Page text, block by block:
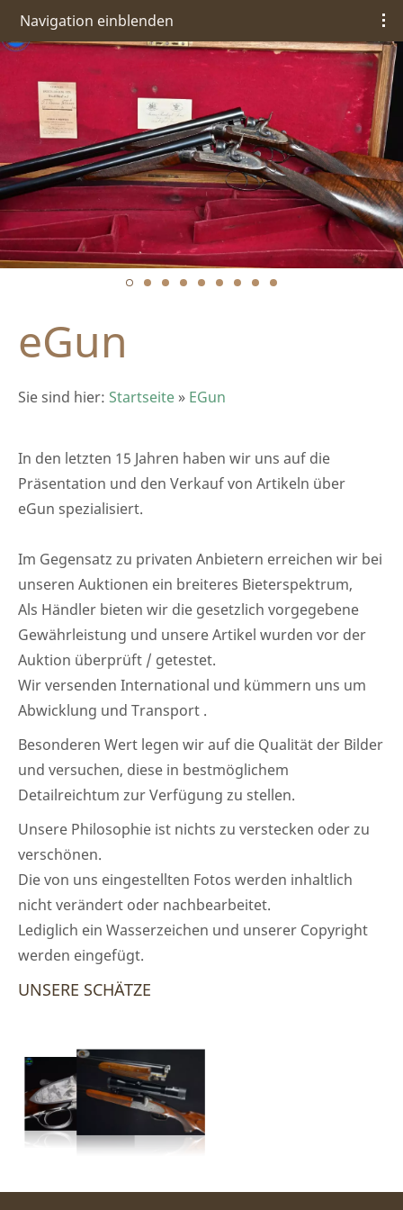
Navigation einblenden
eGun
Sie sind hier: Startseite » EGun
In den letzten 15 Jahren haben wir uns auf die
Präsentation und den Verkauf von Artikeln über
eGun spezialisiert.
Im Gegensatz zu privaten Anbietern erreichen wir bei
unseren Auktionen ein breiteres Bieterspektrum,
Als Händler bieten wir die gesetzlich vorgegebene
Gewährleistung und unsere Artikel wurden vor der
Auktion überprüft / getestet.
Wir versenden International und kümmern uns um
Abwicklung und Transport .
Besonderen Wert legen wir auf die Qualität der Bilder
und versuchen, diese in bestmöglichem
Detailreichtum zur Verfügung zu stellen.
Unsere Philosophie ist nichts zu verstecken oder zu
verschönen.
Die von uns eingestellten Fotos werden inhaltlich
nicht verändert oder nachbearbeitet.
Lediglich ein Wasserzeichen und unserer Copyright
werden eingefügt.
UNSERE SCHÄTZE